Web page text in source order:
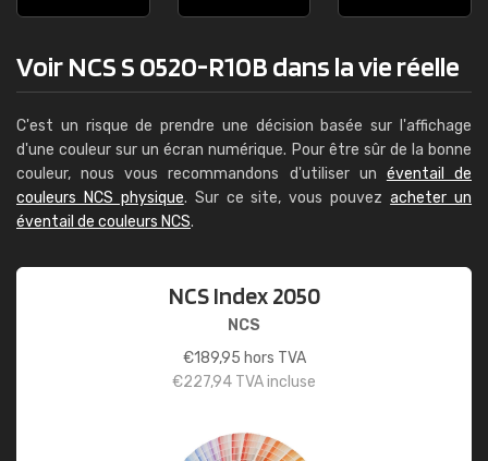
Voir NCS S 0520-R10B dans la vie réelle
C'est un risque de prendre une décision basée sur l'affichage
d'une couleur sur un écran numérique. Pour être sûr de la bonne
couleur, nous vous recommandons d'utiliser un éventail de
couleurs NCS physique. Sur ce site, vous pouvezacheter un
éventail de couleurs NCS.
NCS Index 2050
NCS
€189,95 hors TVA
€227,94 TVA incluse